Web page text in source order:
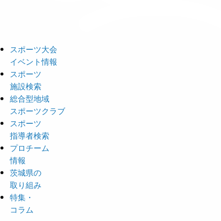
スポーツ大会
イベント情報
スポーツ
施設検索
総合型地域
スポーツクラブ
スポーツ
指導者検索
プロチーム
情報
茨城県の
取り組み
特集・
コラム